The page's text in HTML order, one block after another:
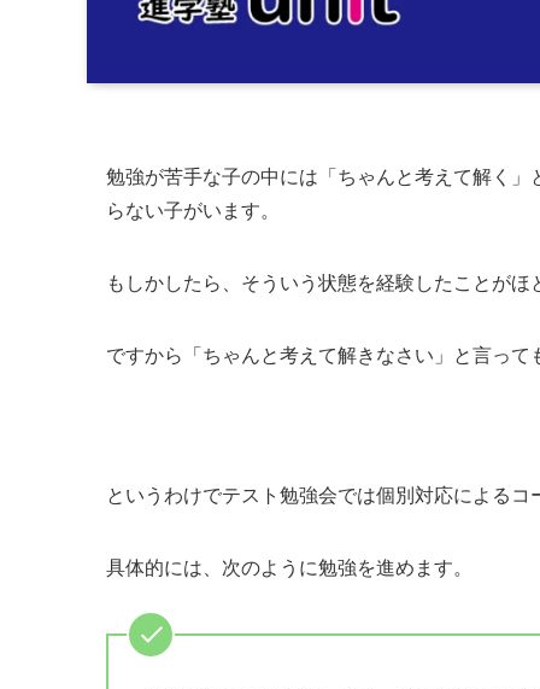
勉強が苦手な子の中には「ちゃんと考えて解く
らない子がいます。
もしかしたら、そういう状態を経験したことが
ですから「ちゃんと考えて解きなさい」と言っ
というわけでテスト勉強会では個別対応による
具体的には、次のように勉強を進めます。